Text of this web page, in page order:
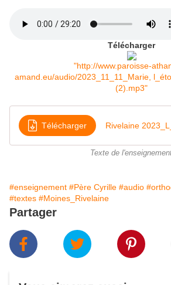
Télécharger
"http://www.paroisse-
amand.eu/audio/2023_11_11_Marie,
(2).mp3"
Télécharger
Texte de
#enseignement #Père Cyrille #audio
#textes #Moines_Rivelaine
Partager